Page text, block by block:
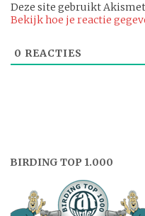
Deze site gebruikt
Bekijk hoe je reactie
0 REACTIES
BIRDING TOP 1.000